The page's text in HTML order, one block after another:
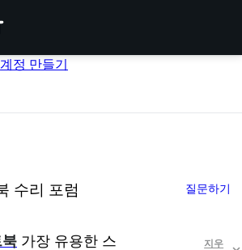
계정 만들기
수리 포럼 질문하기
가장 유용한 스
지우